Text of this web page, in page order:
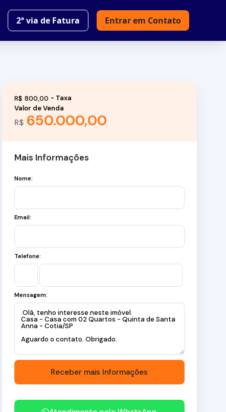
Entrar em Contato
2ª via de Fatura
R$650.000,00
Valor de Venda
R$ 800,00
Mais Informações
Nome:
Email:
Telefone:
Mensagem: